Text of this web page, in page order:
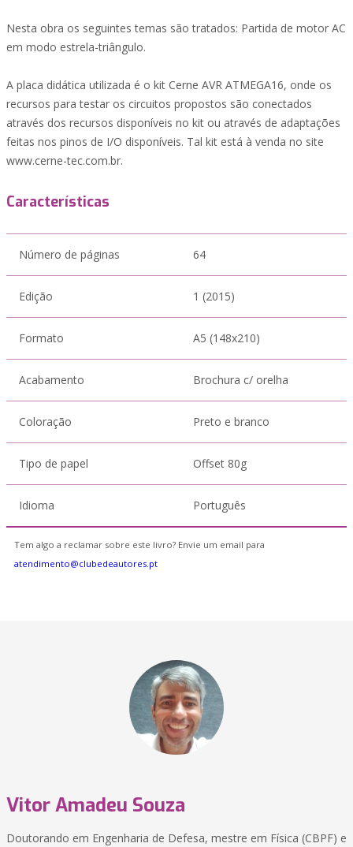
Nesta obra os seguintes temas são tratados: Partida de motor AC
em modo estrela-triângulo.
A placa didática utilizada é o kit Cerne AVR ATMEGA16, onde os
recursos para testar os circuitos propostos são conectados
através dos recursos disponíveis no kit ou através de adaptações
feitas nos pinos de I/O disponíveis. Tal kit está à venda no site
www.cerne-tec.com.br.
Características
Número de páginas 64
Edição 1 (2015)
Formato A5 (148x210)
Acabamento Brochura c/ orelha
Coloração Preto e branco
Tipo de papel Offset 80g
Idioma Português
Tem algo a reclamar sobre este livro? Envie um email para
atendimento@clubedeautores.pt
Vitor Amadeu Souza
Doutorando em Engenharia de Defesa, mestre em Física (CBPF) e